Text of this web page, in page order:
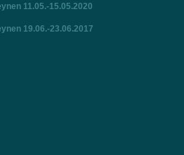
11.05.-15.05.2020
19.06.-23.06.2017